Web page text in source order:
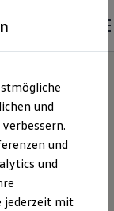
WH Autozentrum
)
und
und
und
jederzeit mit